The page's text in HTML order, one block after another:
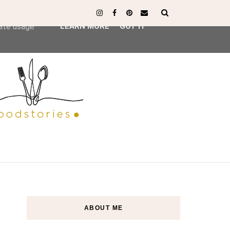
ABOUT ME
agent
usage
LEARN MORE GOT IT